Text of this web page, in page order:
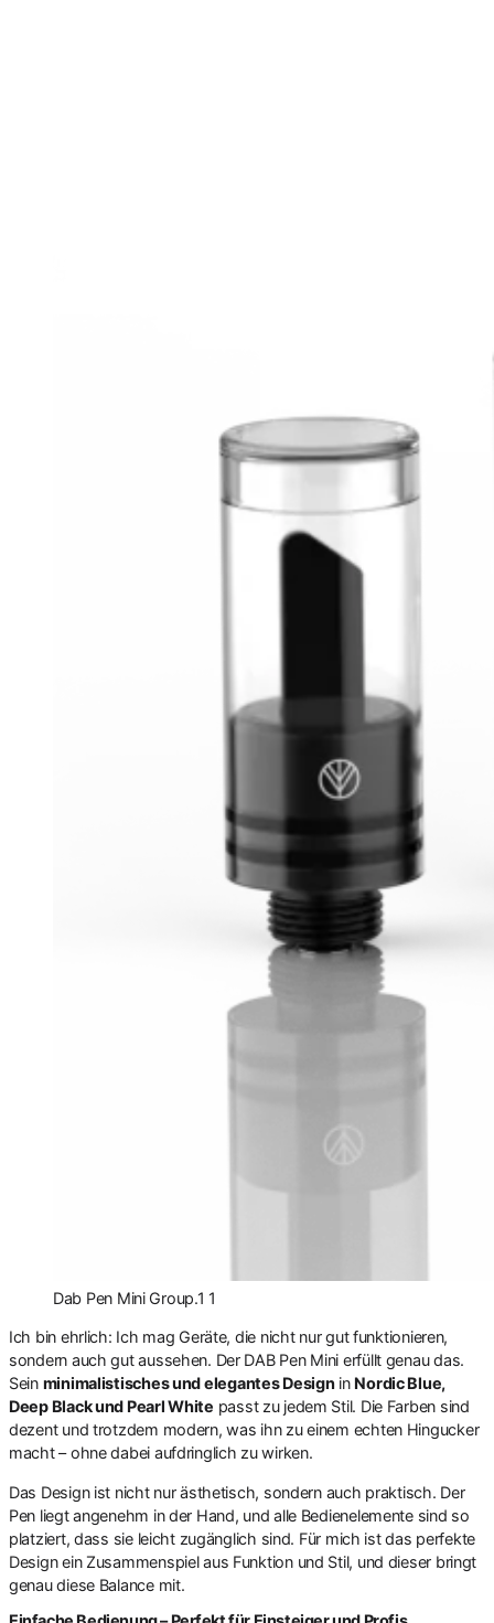
Dab Pen Mini Group.1 1
Ich bin ehrlich: Ich mag Geräte, die nicht nur gut funktionieren,
sondern auch gut aussehen. Der DAB Pen Mini erfüllt genau das.
Sein minimalistisches und elegantes Designin Nordic Blue,
Deep Black und Pearl White passt zu jedem Stil. Die Farben sind
dezent und trotzdem modern, was ihn zu einem echten Hingucker
macht – ohne dabei aufdringlich zu wirken.
Das Design ist nicht nur ästhetisch, sondern auch praktisch. Der
Pen liegt angenehm in der Hand, und alle Bedienelemente sind so
platziert, dass sie leicht zugänglich sind. Für mich ist das perfekte
Design ein Zusammenspiel aus Funktion und Stil, und dieser bringt
genau diese Balance mit.